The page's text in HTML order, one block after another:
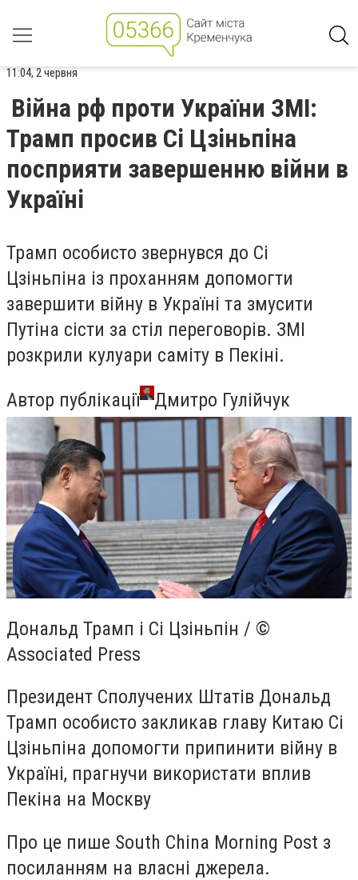
11:04, 2 червня
Війна рф проти України ЗМІ:
Трамп просив Сі Цзіньпіна
посприяти завершенню війни в
Україні
Трамп особисто звернувся до Сі
Цзіньпіна із проханням допомогти
завершити війну в Україні та змусити
Путіна сісти за стіл переговорів. ЗМІ
розкрили кулуари саміту в Пекіні.
Автор публікації
Дмитро Гулійчук
Дональд Трамп і Сі Цзіньпін / ©
Associated Press
Президент Сполучених Штатів Дональд
Трамп особисто закликав главу Китаю Сі
Цзіньпіна допомогти припинити війну в
Україні, прагнучи використати вплив
Пекіна на Москву
Про це пише South China Morning Post з
посиланням на власні джерела.